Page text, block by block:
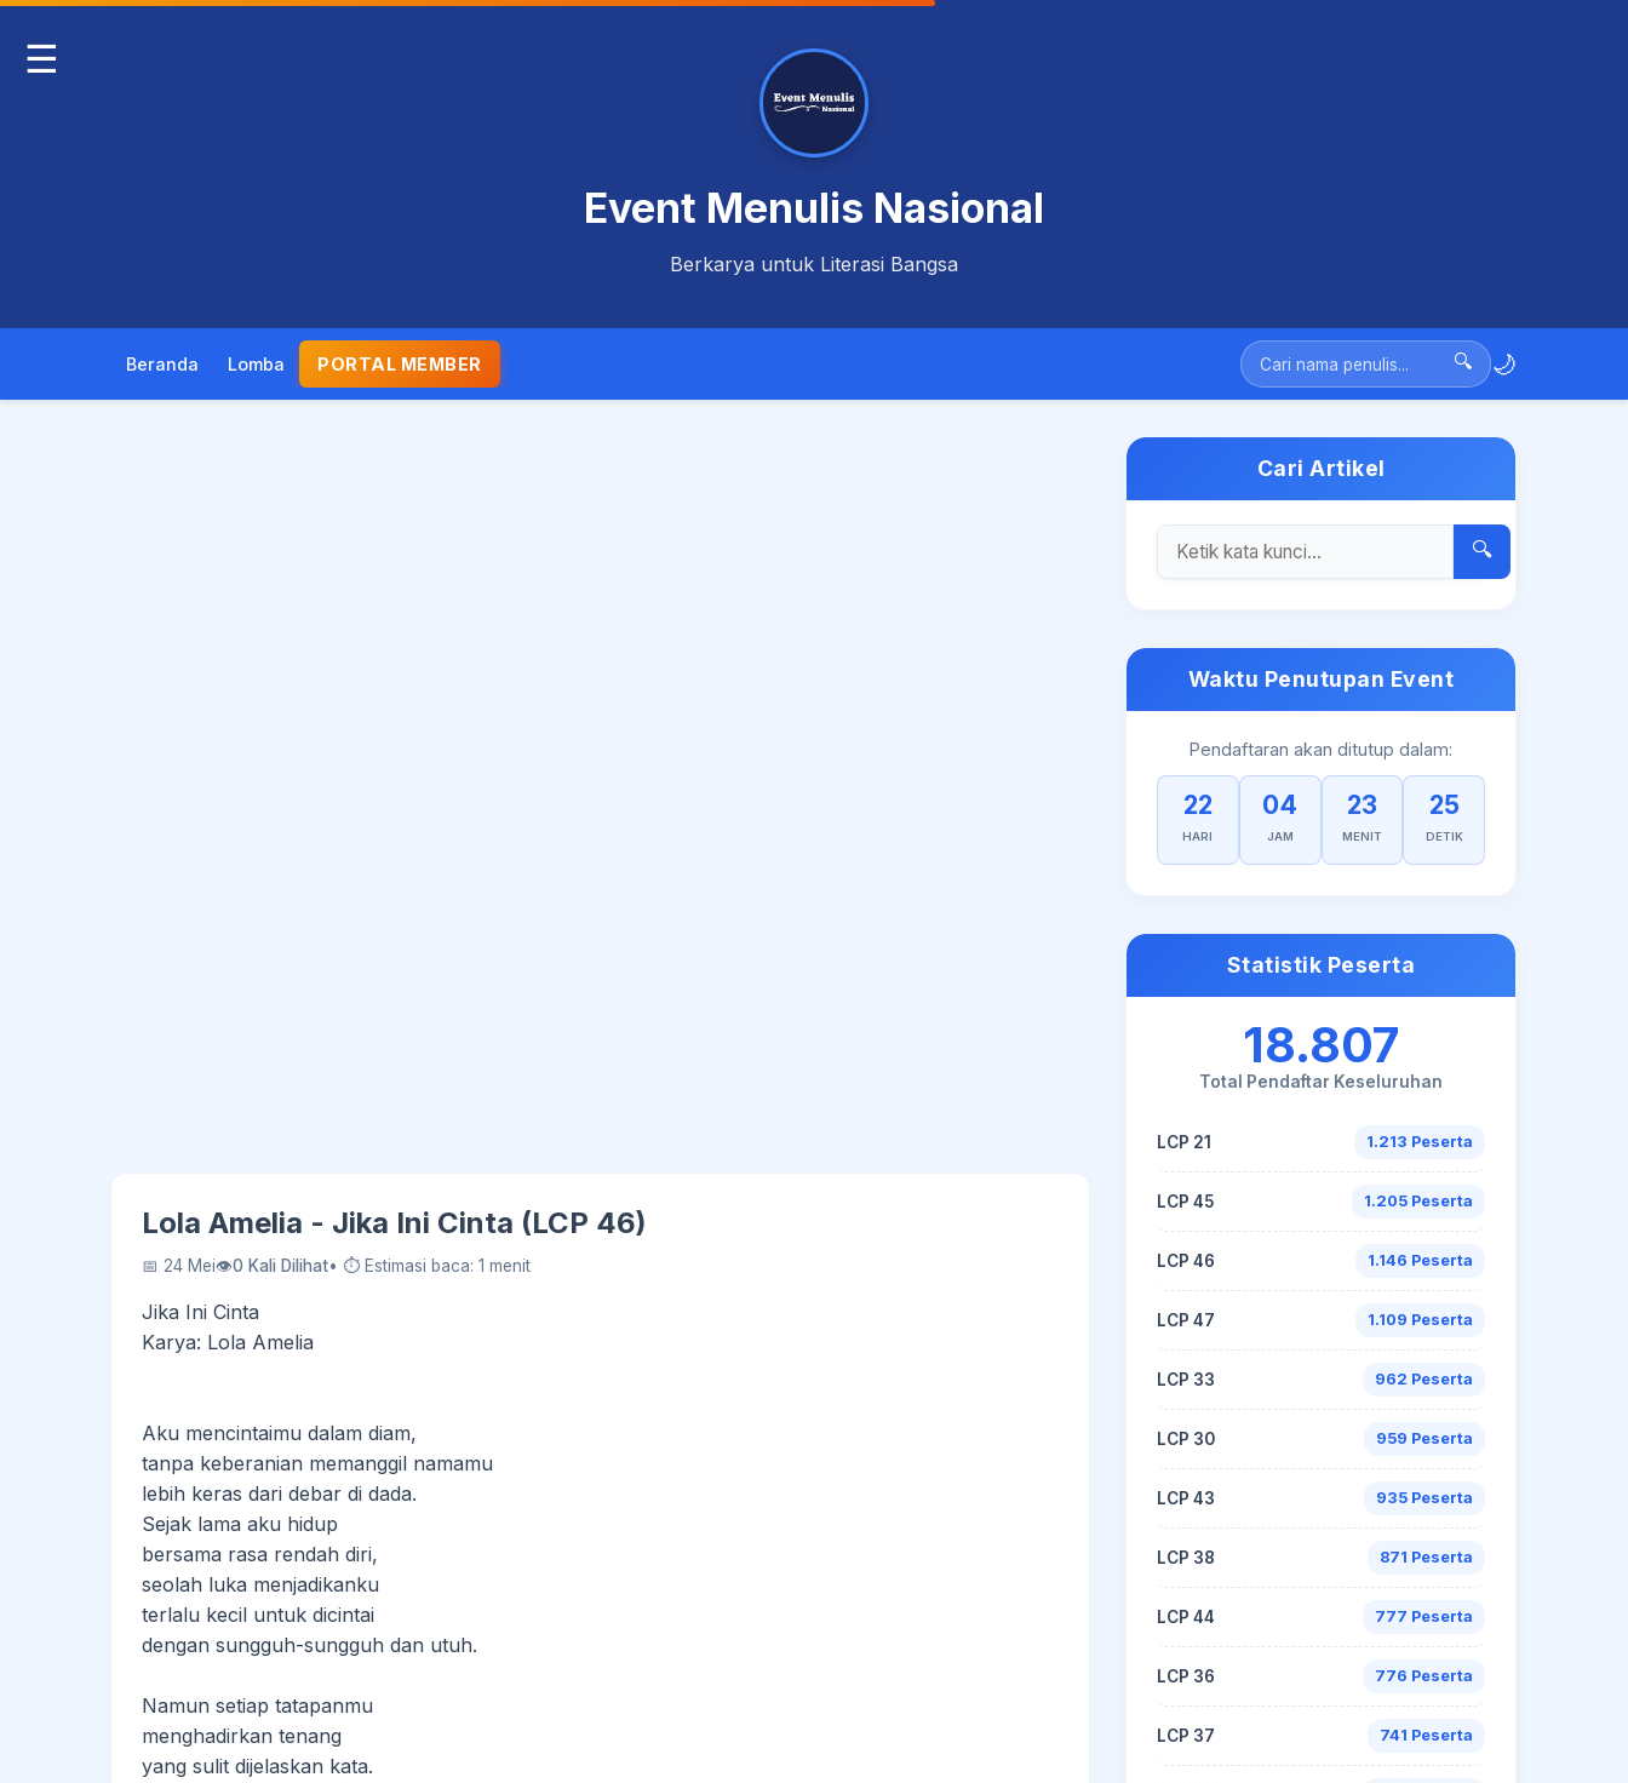
☰
Event Menulis Nasional
Berkarya untuk Literasi Bangsa
Beranda Lomba PORTAL MEMBER 🔍 🌙
Lola Amelia - Jika Ini Cinta (LCP 46)
📅 24 Mei👁0 Kali Dilihat• ⏱ Estimasi baca: 1 menit
Jika Ini Cinta
Karya: Lola Amelia
Aku mencintaimu dalam diam,
tanpa keberanian memanggil namamu
lebih keras dari debar di dada.
Sejak lama aku hidup
bersama rasa rendah diri,
seolah luka menjadikanku
terlalu kecil untuk dicintai
dengan sungguh-sungguh dan utuh.
Namun setiap tatapanmu
menghadirkan tenang
yang sulit dijelaskan kata.
Cari Artikel
🔍
Waktu Penutupan Event
Pendaftaran akan ditutup dalam:
22
HARI
04
JAM
23
MENIT
24
DETIK
Statistik Peserta
18.807
Total Pendaftar Keseluruhan
LCP 21 1.213 Peserta
LCP 45 1.205 Peserta
LCP 46 1.146 Peserta
LCP 47 1.109 Peserta
LCP 33 962 Peserta
LCP 30 959 Peserta
LCP 43 935 Peserta
LCP 38 871 Peserta
LCP 44 777 Peserta
LCP 36 776 Peserta
LCP 37 741 Peserta